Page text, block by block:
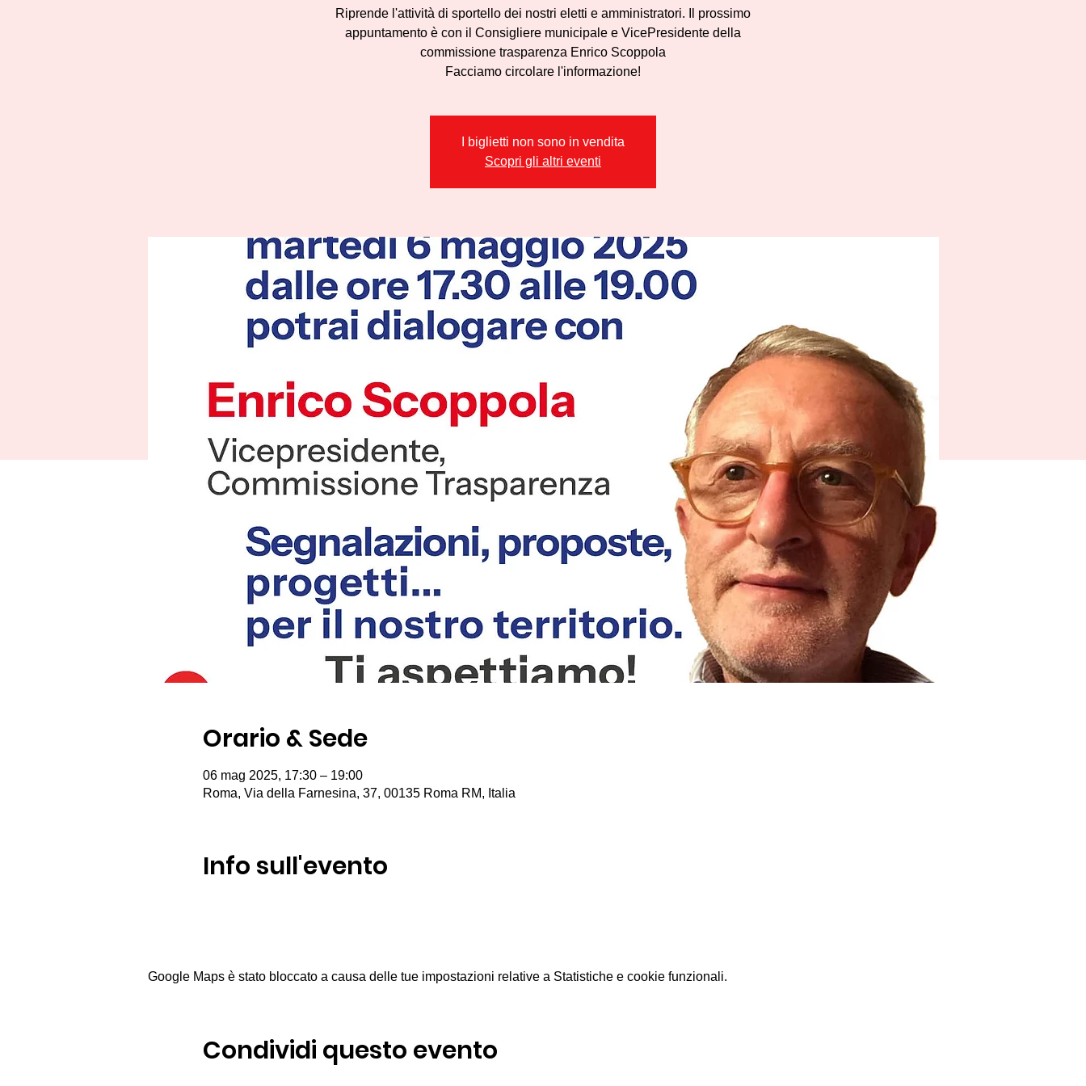
Riprende l'attività di sportello dei nostri eletti e amministratori. Il prossimo
appuntamento è con il Consigliere municipale e VicePresidente della
commissione trasparenza Enrico Scoppola
Facciamo circolare l'informazione!
I biglietti non sono in vendita
Scopri gli altri eventi
Orario & Sede
06 mag 2025, 17:30 – 19:00
Roma, Via della Farnesina, 37, 00135 Roma RM, Italia
Info sull'evento
Google Maps è stato bloccato a causa delle tue impostazioni relative a Statistiche e cookie funzionali.
Condividi questo evento